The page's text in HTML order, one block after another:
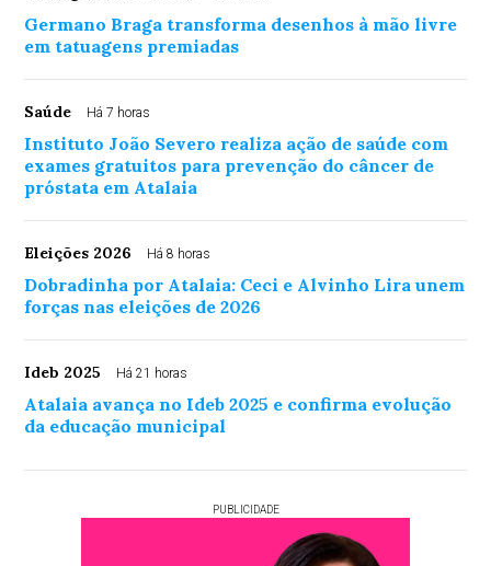
Germano Braga transforma desenhos à mão livre
em tatuagens premiadas
Saúde Há 7 horas
Instituto João Severo realiza ação de saúde com
exames gratuitos para prevenção do câncer de
próstata em Atalaia
Eleições 2026 Há 8 horas
Dobradinha por Atalaia: Ceci e Alvinho Lira unem
forças nas eleições de 2026
Ideb 2025 Há 21 horas
Atalaia avança no Ideb 2025 e confirma evolução
da educação municipal
PUBLICIDADE